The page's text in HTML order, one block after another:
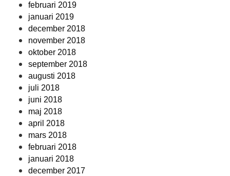
februari 2019
januari 2019
december 2018
november 2018
oktober 2018
september 2018
augusti 2018
juli 2018
juni 2018
maj 2018
april 2018
mars 2018
februari 2018
januari 2018
december 2017